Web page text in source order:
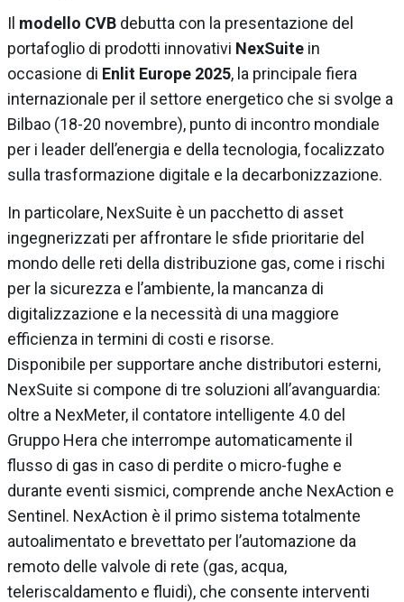
Il modello CVB debutta con la presentazione del
portafoglio di prodotti innovativi NexSuite in
occasione di Enlit Europe 2025, la principale fiera
internazionale per il settore energetico che si svolge a
Bilbao (18-20 novembre), punto di incontro mondiale
per i leader dell’energia e della tecnologia, focalizzato
sulla trasformazione digitale e la decarbonizzazione.
In particolare, NexSuite è un pacchetto di asset
ingegnerizzati per affrontare le sfide prioritarie del
mondo delle reti della distribuzione gas, come i rischi
per la sicurezza e l’ambiente, la mancanza di
digitalizzazione e la necessità di una maggiore
efficienza in termini di costi e risorse.
Disponibile per supportare anche distributori esterni,
NexSuite si compone di tre soluzioni all’avanguardia:
oltre a NexMeter, il contatore intelligente 4.0 del
Gruppo Hera che interrompe automaticamente il
flusso di gas in caso di perdite o micro-fughe e
durante eventi sismici, comprende anche NexAction e
Sentinel. NexAction è il primo sistema totalmente
autoalimentato e brevettato per l’automazione da
remoto delle valvole di rete (gas, acqua,
teleriscaldamento e fluidi), che consente interventi